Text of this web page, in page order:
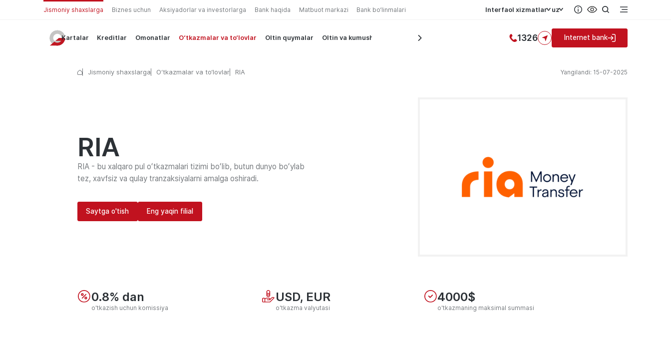
Jismoniy shaxslarga Biznes uchun Aksiyadorlar va investorlarga Bank haqida Matbuot markazi Bank bo‘linmalari Interfaol xizmatlar uz
Kartalar Kreditlar Omonatlar O‘tkazmalar va to‘lovlar Oltin quymalar Oltin va kumush tangalar 1326 Internet bank
Jismoniy shaxslarga O‘tkazmalar va to‘lovlar RIA Yangilandi: 15-07-2025
RIA
RIA - bu xalqaro pul oʻtkazmalari tizimi boʻlib, butun dunyo boʻylab
tez, xavfsiz va qulay tranzaksiyalarni amalga oshiradi.
Saytga o'tish Eng yaqin filial
0.8% dan
o'tkazish uchun komissiya
USD, EUR
o'tkazma valyutasi
4000$
o'tkazmaning maksimal summasi